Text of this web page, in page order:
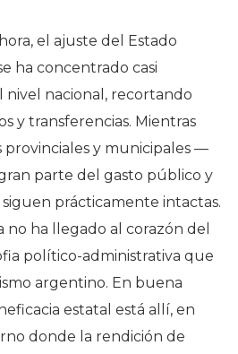
el ajuste del Estado
ha concentrado casi
nivel nacional, recortando
y transferencias. Mientras
y municipales —
parte del gasto público y
prácticamente intactas.
no ha llegado al corazón del
político-administrativa que
argentino. En buena
estatal está allí, en
donde la rendición de